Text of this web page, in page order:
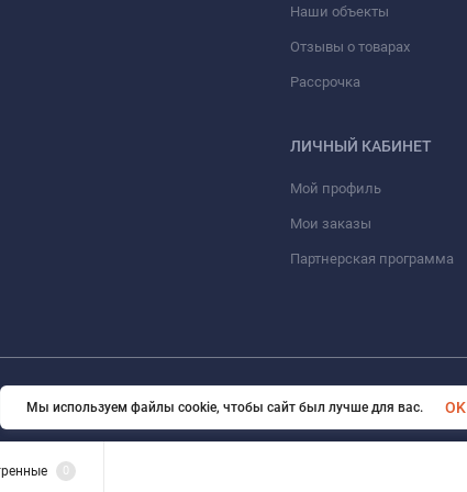
Наши объекты
Отзывы о товарах
Рассрочка
ЛИЧНЫЙ КАБИНЕТ
Мой профиль
Мои заказы
Партнерская программа
© 2026 ООО «ФАЗИНЖИНИРИНГ». Все права защищены
0
Мы используем файлы cookie, чтобы сайт был лучше для вас. OK